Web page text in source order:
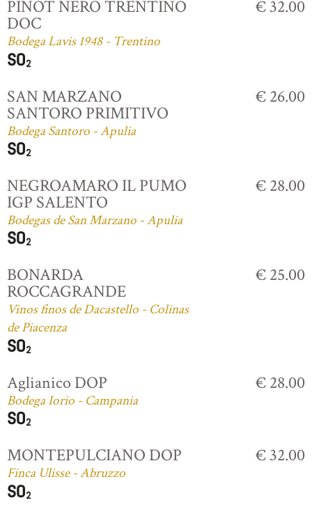
PINOT NERO TRENTINO
DOC
Bodega Lavis 1948 - Trentino
€ 32.00
SAN MARZANO
SANTORO PRIMITIVO
Bodega Santoro - Apulia
€ 26.00
NEGROAMARO IL PUMO
IGP SALENTO
Bodegas de San Marzano - Apulia
€ 28.00
BONARDA
ROCCAGRANDE
Vinos finos de Dacastello - Colinas
de Piacenza
€ 25.00
Aglianico DOP
Bodega Iorio - Campania
€ 28.00
MONTEPULCIANO DOP
Finca Ulisse - Abruzzo
€ 32.00